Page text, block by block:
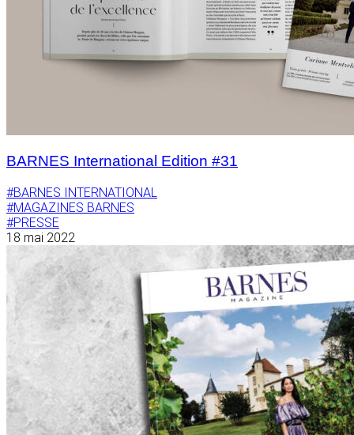
BARNES International Edition #31
#BARNES INTERNATIONAL
#MAGAZINES BARNES
#PRESSE
18 mai 2022